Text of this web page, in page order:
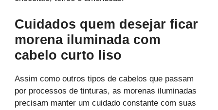
Cuidados quem desejar ficar
morena iluminada com
cabelo curto liso
Assim como outros tipos de cabelos que passam
por processos de tinturas, as morenas iluminadas
precisam manter um cuidado constante com suas